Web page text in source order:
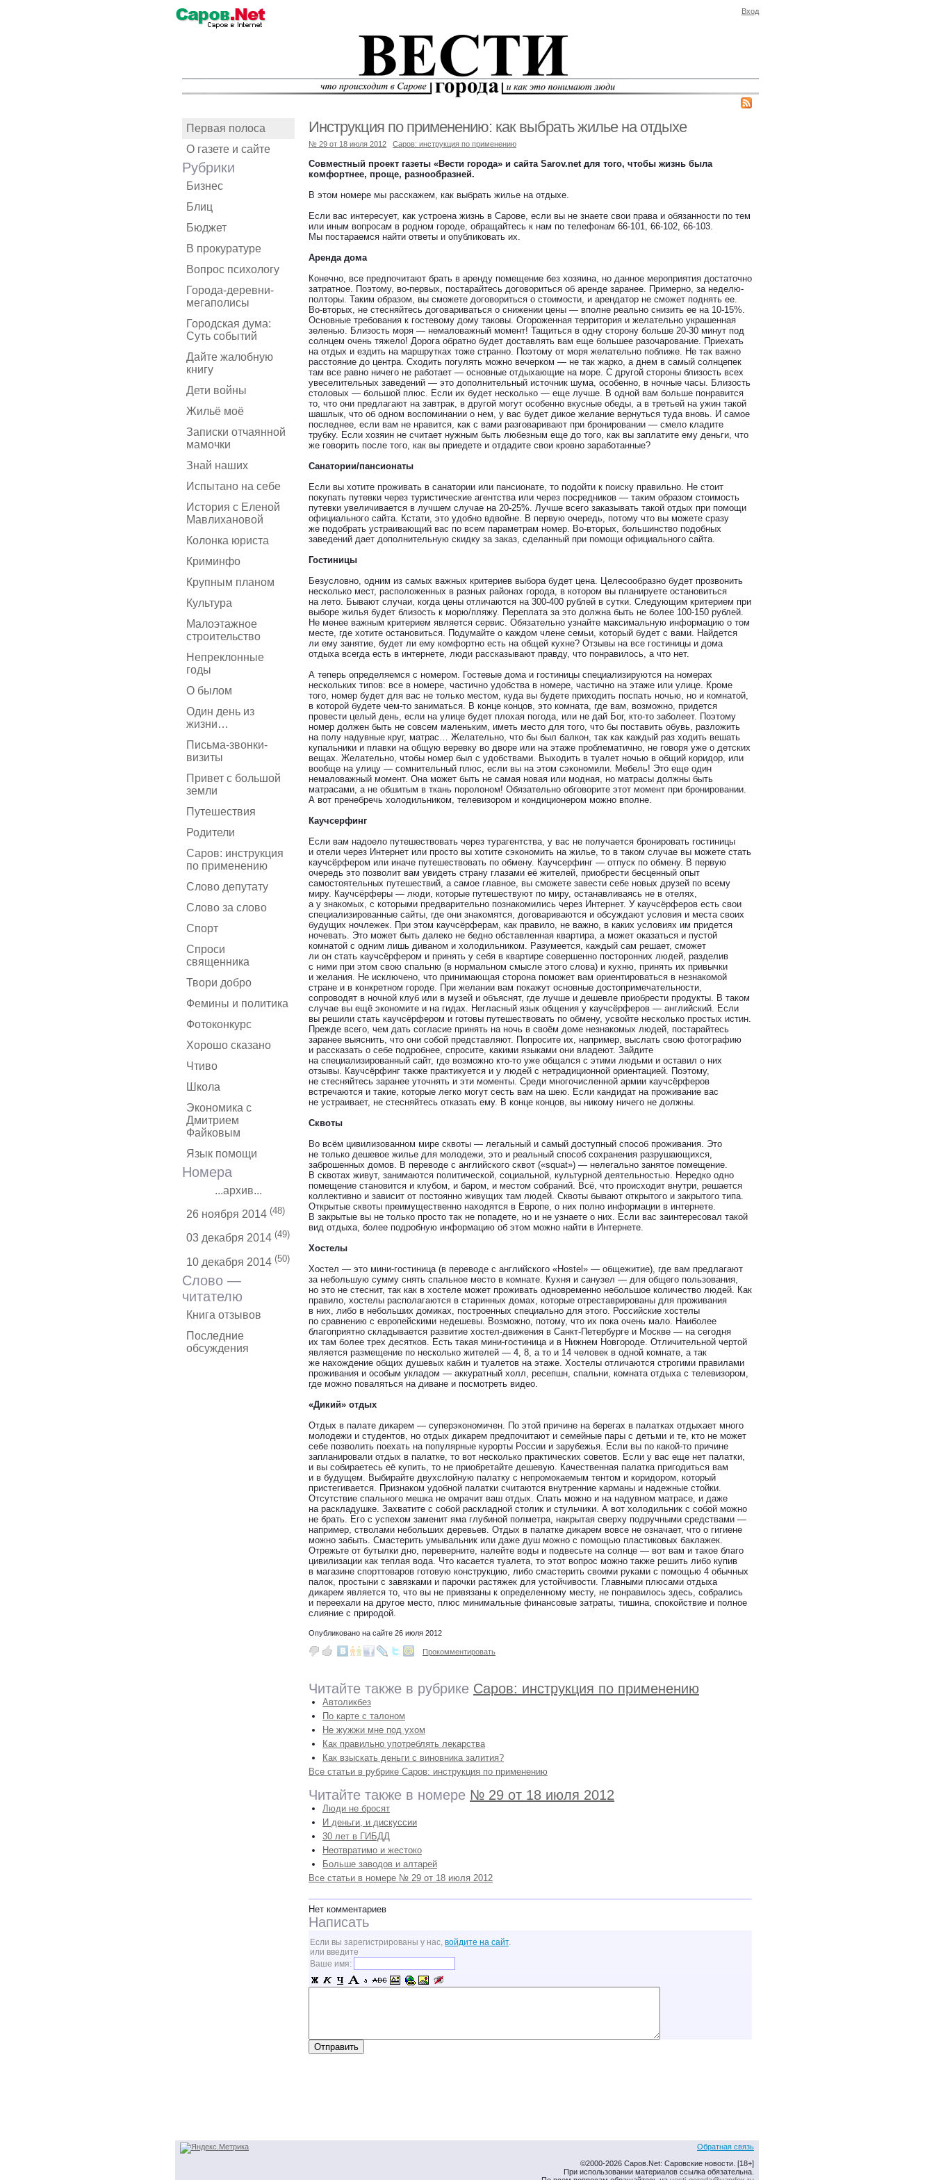
Вход
Первая полоса
О газете и сайте
Рубрики
Бизнес
Блиц
Бюджет
В прокуратуре
Вопрос психологу
Города-деревни-
мегаполисы
Городская дума:
Суть событий
Дайте жалобную
книгу
Дети войны
Жильё моё
Записки отчаянной
мамочки
Знай наших
Испытано на себе
История с Еленой
Мавлихановой
Колонка юриста
Криминфо
Крупным планом
Культура
Малоэтажное
строительство
Непреклонные
годы
О былом
Один день из
жизни…
Письма-звонки-
визиты
Привет с большой
земли
Путешествия
Родители
Саров: инструкция
по применению
Слово депутату
Слово за слово
Спорт
Спроси
священника
Твори добро
Фемины и политика
Фотоконкурс
Хорошо сказано
Чтиво
Школа
Экономика с
Дмитрием
Файковым
Язык помощи
Номера
...архив...
26 ноября 2014 (48)
03 декабря 2014 (49)
10 декабря 2014 (50)
Слово —
читателю
Книга отзывов
Последние
обсуждения
Инструкция по применению: как выбрать жилье на отдыхе
№ 29 от 18 июля 2012 Саров: инструкция по применению
Совместный проект газеты «Вести города» и сайта Sarov.net для того, чтобы жизнь была
комфортнее, проще, разнообразней.
В этом номере мы расскажем, как выбрать жилье на отдыхе.
Если вас интересует, как устроена жизнь в Сарове, если вы не знаете свои права и обязанности по тем
или иным вопросам в родном городе, обращайтесь к нам по телефонам 66-101, 66-102, 66-103.
Мы постараемся найти ответы и опубликовать их.
Аренда дома
Конечно, все предпочитают брать в аренду помещение без хозяина, но данное мероприятия достаточно
затратное. Поэтому, во-первых, постарайтесь договориться об аренде заранее. Примерно, за неделю-
полторы. Таким образом, вы сможете договориться о стоимости, и арендатор не сможет поднять ее.
Во-вторых, не стесняйтесь договариваться о снижении цены — вполне реально снизить ее на 10-15%.
Основные требования к гостевому дому таковы. Огороженная территория и желательно украшенная
зеленью. Близость моря — немаловажный момент! Тащиться в одну сторону больше 20-30 минут под
солнцем очень тяжело! Дорога обратно будет доставлять вам еще большее разочарование. Приехать
на отдых и ездить на маршрутках тоже странно. Поэтому от моря желательно поближе. Не так важно
расстояние до центра. Сходить погулять можно вечерком — не так жарко, а днем в самый солнцепек
там все равно ничего не работает — основные отдыхающие на море. С другой стороны близость всех
увеселительных заведений — это дополнительный источник шума, особенно, в ночные часы. Близость
столовых — большой плюс. Если их будет несколько — еще лучше. В одной вам больше понравится
то, что они предлагают на завтрак, в другой могут особенно вкусные обеды, а в третьей на ужин такой
шашлык, что об одном воспоминании о нем, у вас будет дикое желание вернуться туда вновь. И самое
последнее, если вам не нравится, как с вами разговаривают при бронировании — смело кладите
трубку. Если хозяин не считает нужным быть любезным еще до того, как вы заплатите ему деньги, что
же говорить после того, как вы приедете и отдадите свои кровно заработанные?
Санатории/пансионаты
Если вы хотите проживать в санатории или пансионате, то подойти к поиску правильно. Не стоит
покупать путевки через туристические агентства или через посредников — таким образом стоимость
путевки увеличивается в лучшем случае на 20-25%. Лучше всего заказывать такой отдых при помощи
официального сайта. Кстати, это удобно вдвойне. В первую очередь, потому что вы можете сразу
же подобрать устраивающий вас по всем параметрам номер. Во-вторых, большинство подобных
заведений дает дополнительную скидку за заказ, сделанный при помощи официального сайта.
Гостиницы
Безусловно, одним из самых важных критериев выбора будет цена. Целесообразно будет прозвонить
несколько мест, расположенных в разных районах города, в котором вы планируете остановиться
на лето. Бывают случаи, когда цены отличаются на 300-400 рублей в сутки. Следующим критерием при
выборе жилья будет близость к морю/пляжу. Переплата за это должна быть не более 100-150 рублей.
Не менее важным критерием является сервис. Обязательно узнайте максимальную информацию о том
месте, где хотите остановиться. Подумайте о каждом члене семьи, который будет с вами. Найдется
ли ему занятие, будет ли ему комфортно есть на общей кухне? Отзывы на все гостиницы и дома
отдыха всегда есть в интернете, люди рассказывают правду, что понравилось, а что нет.
А теперь определяемся с номером. Гостевые дома и гостиницы специализируются на номерах
нескольких типов: все в номере, частично удобства в номере, частично на этаже или улице. Кроме
того, номер будет для вас не только местом, куда вы будете приходить поспать ночью, но и комнатой,
в которой будете чем-то заниматься. В конце концов, это комната, где вам, возможно, придется
провести целый день, если на улице будет плохая погода, или не дай Бог, кто-то заболеет. Поэтому
номер должен быть не совсем маленьким, иметь место для того, что бы поставить обувь, разложить
на полу надувные круг, матрас… Желательно, что бы был балкон, так как каждый раз ходить вешать
купальники и плавки на общую веревку во дворе или на этаже проблематично, не говоря уже о детских
вещах. Желательно, чтобы номер был с удобствами. Выходить в туалет ночью в общий коридор, или
вообще на улицу — сомнительный плюс, если вы на этом сэкономили. Мебель! Это еще один
немаловажный момент. Она может быть не самая новая или модная, но матрасы должны быть
матрасами, а не обшитым в ткань поролоном! Обязательно обговорите этот момент при бронировании.
А вот пренебречь холодильником, телевизором и кондиционером можно вполне.
Каучсерфинг
Если вам надоело путешествовать через турагентства, у вас не получается бронировать гостиницы
и отели через Интернет или просто вы хотите сэкономить на жилье, то в таком случае вы можете стать
каучсёрфером или иначе путешествовать по обмену. Каучсерфинг — отпуск по обмену. В первую
очередь это позволит вам увидеть страну глазами её жителей, приобрести бесценный опыт
самостоятельных путешествий, а самое главное, вы сможете завести себе новых друзей по всему
миру. Каучсёрферы — люди, которые путешествуют по миру, останавливаясь не в отелях,
а у знакомых, с которыми предварительно познакомились через Интернет. У каучсёрферов есть свои
специализированные сайты, где они знакомятся, договариваются и обсуждают условия и места своих
будущих ночлежек. При этом каучсёрферам, как правило, не важно, в каких условиях им придется
ночевать. Это может быть далеко не бедно обставленная квартира, а может оказаться и пустой
комнатой с одним лишь диваном и холодильником. Разумеется, каждый сам решает, сможет
ли он стать каучсёрфером и принять у себя в квартире совершенно посторонних людей, разделив
с ними при этом свою спальню (в нормальном смысле этого слова) и кухню, принять их привычки
и желания. Не исключено, что принимающая сторона поможет вам ориентироваться в незнакомой
стране и в конкретном городе. При желании вам покажут основные достопримечательности,
сопроводят в ночной клуб или в музей и объяснят, где лучше и дешевле приобрести продукты. В таком
случае вы ещё экономите и на гидах. Негласный язык общения у каучсёрферов — английский. Если
вы решили стать каучсёрфером и готовы путешествовать по обмену, усвойте несколько простых истин.
Прежде всего, чем дать согласие принять на ночь в своём доме незнакомых людей, постарайтесь
заранее выяснить, что они собой представляют. Попросите их, например, выслать свою фотографию
и рассказать о себе подробнее, спросите, какими языками они владеют. Зайдите
на специализированный сайт, где возможно кто-то уже общался с этими людьми и оставил о них
отзывы. Каучсёрфинг также практикуется и у людей с нетрадиционной ориентацией. Поэтому,
не стесняйтесь заранее уточнять и эти моменты. Среди многочисленной армии каучсёрферов
встречаются и такие, которые легко могут сесть вам на шею. Если кандидат на проживание вас
не устраивает, не стесняйтесь отказать ему. В конце концов, вы никому ничего не должны.
Сквоты
Во всём цивилизованном мире сквоты — легальный и самый доступный способ проживания. Это
не только дешевое жилье для молодежи, это и реальный способ сохранения разрушающихся,
заброшенных домов. В переводе с английского сквот («squat») — нелегально занятое помещение.
В сквотах живут, занимаются политической, социальной, культурной деятельностью. Нередко одно
помещение становится и клубом, и баром, и местом собраний. Всё, что происходит внутри, решается
коллективно и зависит от постоянно живущих там людей. Сквоты бывают открытого и закрытого типа.
Открытые сквоты преимущественно находятся в Европе, о них полно информации в интернете.
В закрытые вы не только просто так не попадете, но и не узнаете о них. Если вас заинтересовал такой
вид отдыха, более подробную информацию об этом можно найти в Интернете.
Хостелы
Хостел — это мини-гостиница (в переводе с английского «Hostel» — общежитие), где вам предлагают
за небольшую сумму снять спальное место в комнате. Кухня и санузел — для общего пользования,
но это не стеснит, так как в хостеле может проживать одновременно небольшое количество людей. Как
правило, хостелы располагаются в старинных домах, которые отреставрированы для проживания
в них, либо в небольших домиках, построенных специально для этого. Российские хостелы
по сравнению с европейскими недешевы. Возможно, потому, что их пока очень мало. Наиболее
благоприятно складывается развитие хостел-движения в Санкт-Петербурге и Москве — на сегодня
их там более трех десятков. Есть такая мини-гостиница и в Нижнем Новгороде. Отличительной чертой
является размещение по несколько жителей — 4, 8, а то и 14 человек в одной комнате, а так
же нахождение общих душевых кабин и туалетов на этаже. Хостелы отличаются строгими правилами
проживания и особым укладом — аккуратный холл, ресепшн, спальни, комната отдыха с телевизором,
где можно поваляться на диване и посмотреть видео.
«Дикий» отдых
Отдых в палате дикарем — суперэкономичен. По этой причине на берегах в палатках отдыхает много
молодежи и студентов, но отдых дикарем предпочитают и семейные пары с детьми и те, кто не может
себе позволить поехать на популярные курорты России и зарубежья. Если вы по какой-то причине
запланировали отдых в палатке, то вот несколько практических советов. Если у вас еще нет палатки,
и вы собираетесь её купить, то не приобретайте дешевую. Качественная палатка пригодиться вам
и в будущем. Выбирайте двухслойную палатку с непромокаемым тентом и коридором, который
пристегивается. Признаком удобной палатки считаются внутренние карманы и надежные стойки.
Отсутствие спального мешка не омрачит ваш отдых. Спать можно и на надувном матрасе, и даже
на раскладушке. Захватите с собой раскладной столик и стульчики. А вот холодильник с собой можно
не брать. Его с успехом заменит яма глубиной полметра, накрытая сверху подручными средствами —
например, стволами небольших деревьев. Отдых в палатке дикарем вовсе не означает, что о гигиене
можно забыть. Смастерить умывальник или даже душ можно с помощью пластиковых баклажек.
Отрежьте от бутылки дно, переверните, налейте воды и подвесьте на солнце — вот вам и такое благо
цивилизации как теплая вода. Что касается туалета, то этот вопрос можно также решить либо купив
в магазине спорттоваров готовую конструкцию, либо смастерить своими руками с помощью 4 обычных
палок, простыни с завязками и парочки растяжек для устойчивости. Главными плюсами отдыха
дикарем является то, что вы не привязаны к определенному месту, не понравилось здесь, собрались
и переехали на другое место, плюс минимальные финансовые затраты, тишина, спокойствие и полное
слияние с природой.
Опубликовано на сайте 26 июля 2012
Прокомментировать
Читайте также в рубрике Саров: инструкция по применению
Автоликбез
По карте с талоном
Не жужжи мне под ухом
Как правильно употреблять лекарства
Как взыскать деньги с виновника залития?
Все статьи в рубрике Саров: инструкция по применению
Читайте также в номере № 29 от 18 июля 2012
Люди не бросят
И деньги, и дискуссии
30 лет в ГИБДД
Неотвратимо и жестоко
Больше заводов и алтарей
Все статьи в номере № 29 от 18 июля 2012
Нет комментариев
Написать
Если вы зарегистрированы у нас, войдите на сайт.
или введите
Ваше имя:
Обратная связь
©2000-2026 Саров.Net: Саровские новости. [18+]
При использовании материалов ссылка обязательна.